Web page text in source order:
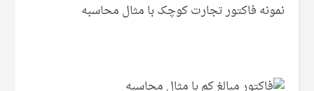
نمونه فاکتور تجارت کوچک با مثال محاسبه